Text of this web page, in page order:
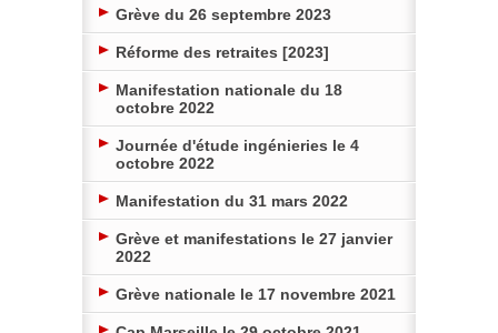
Grève du 26 septembre 2023
Réforme des retraites [2023]
Manifestation nationale du 18
octobre 2022
Journée d'étude ingénieries le 4
octobre 2022
Manifestation du 31 mars 2022
Grève et manifestations le 27 janvier
2022
Grève nationale le 17 novembre 2021